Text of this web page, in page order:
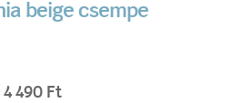
beige csempe
4 490 Ft